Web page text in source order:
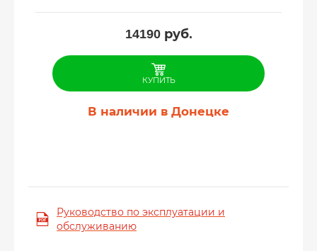
14190руб.
КУПИТЬ
В наличии в Донецке
Руководство по эксплуатации и
обслуживанию